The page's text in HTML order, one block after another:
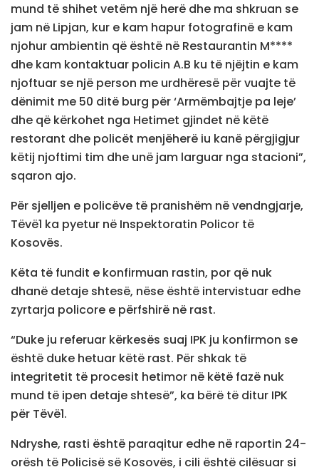
mund të shihet vetëm një herë dhe ma shkruan se
jam në Lipjan, kur e kam hapur fotografinë e kam
njohur ambientin që është në Restaurantin M****
dhe kam kontaktuar policin A.B ku të njëjtin e kam
njoftuar se një person me urdhëresë për vuajte të
dënimit me 50 ditë burg për ‘Armëmbajtje pa leje’
dhe që kërkohet nga Hetimet gjindet në këtë
restorant dhe policët menjëherë iu kanë përgjigjur
këtij njoftimi tim dhe unë jam larguar nga stacioni”,
sqaron ajo.
Për sjelljen e policëve të pranishëm në vendngjarje,
Tëvë1 ka pyetur në Inspektoratin Policor të
Kosovës.
Këta të fundit e konfirmuan rastin, por që nuk
dhanë detaje shtesë, nëse është intervistuar edhe
zyrtarja policore e përfshirë në rast.
“Duke ju referuar kërkesës suaj IPK ju konfirmon se
është duke hetuar këtë rast. Për shkak të
integritetit të procesit hetimor në këtë fazë nuk
mund të ipen detaje shtesë”, ka bërë të ditur IPK
për Tëvë1.
Ndryshe, rasti është paraqitur edhe në raportin 24-
orësh të Policisë së Kosovës, i cili është cilësuar si